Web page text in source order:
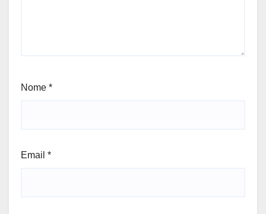
Nome *
Email *